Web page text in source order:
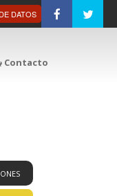
DATOS
Contacto